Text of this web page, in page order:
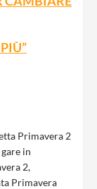
Primavera 2
gare in
2,
Primavera